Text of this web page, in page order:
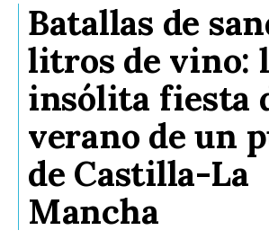
Batallas de
litros de vino:
insólita fiesta
verano de un
de Castilla-La
Mancha